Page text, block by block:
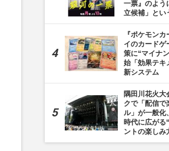
一票』のよう
立候補」とい
『ポケモン
イのカードゲ
策に“マイナ
始「効果テキ
新システム
隅田川花火大
クで「配信で
ル」が一般化
時代に広がる
ントの楽しみ